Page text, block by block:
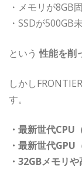
・メモリが8GB
・SSDが500GB
という性能を削
しかし
す。
・最新世代
・最新世代GPU
・32GBメモリ